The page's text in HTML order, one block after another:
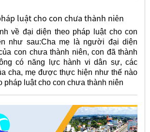
luật cho con chưa thành niên
về đại diện theo pháp luật cho con
như sau:Cha mẹ là người đại diện
con chưa thành niên, con đã thành
có năng lực hành vi dân sự, các
cha, mẹ được thực hiện như thế nào
pháp luật cho con chưa thành niên